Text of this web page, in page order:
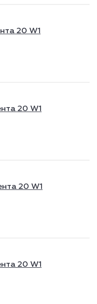
20 W1
20 W1
20 W1
20 W1